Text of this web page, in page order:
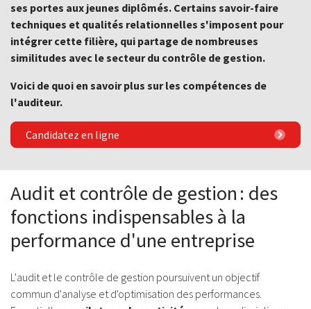
ses portes aux jeunes diplômés. Certains savoir-faire
techniques et qualités relationnelles s'imposent pour
intégrer cette filière, qui partage de nombreuses
similitudes avec le secteur du contrôle de gestion.
Voici de quoi en savoir plus sur les compétences de
l'auditeur.
Candidatez en ligne
Audit et contrôle de gestion : des
fonctions indispensables à la
performance d'une entreprise
L'audit et le contrôle de gestion poursuivent un objectif
commun d'analyse et d'optimisation des performances.